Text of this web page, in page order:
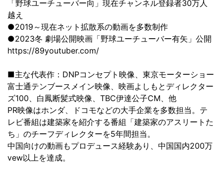
「野球ユーチューバー向」現在チャンネル登録者30万人
越え
●2019～現在ネット拡散系の動画を多数制作
●2023冬 劇場公開映画「野球ユーチューバー有矢」公開
https://89youtuber.com/
■主な代表作：DNPコンセプト映像、東京モーターショー
富士通テンブースメイン映像、映画よしもとディレクター
ズ100、白鳳断髪式映像、TBC伊達公子CM、他
PR映像はホンダ、ドコモなどの大手企業を多数担当。テ
レビ番組は建築家を紹介する番組「建築家のアスリートた
ち」のチーフディレクターを5年間担当。
中国向けの動画もプロデュース経験あり、中国国内200万
vew以上を達成。